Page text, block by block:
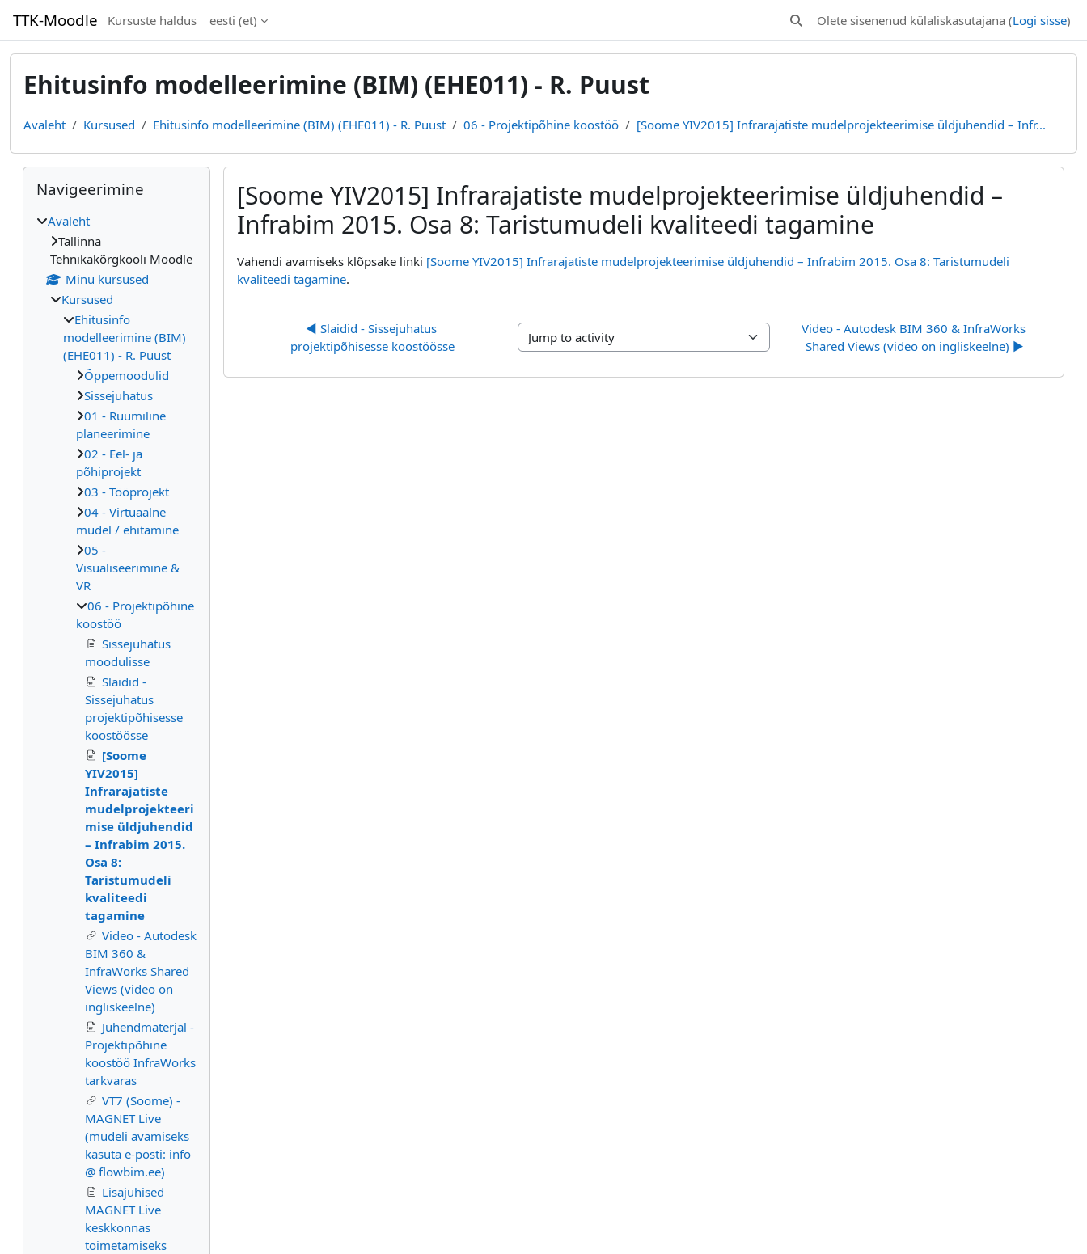
TTK-Moodle Kursuste haldus eesti ‎(et)‎ Lülitab otsingu sisendi
Olete sisenenud külaliskasutajana (Logi sisse)
Ehitusinfo modelleerimine (BIM) (EHE011) - R. Puust
Avaleht Kursused Ehitusinfo modelleerimine (BIM) (EHE011) - R. Puust 06 - Projektipõhine koostöö [Soome YIV2015] Infrarajatiste mudelprojekteerimise üldjuhendid – Infr...
[Soome YIV2015] Infrarajatiste mudelprojekteerimise üldjuhendid –
Infrabim 2015. Osa 8: Taristumudeli kvaliteedi tagamine
Lõpetamise nõuded
Vahendi avamiseks klõpsake linki [Soome YIV2015] Infrarajatiste mudelprojekteerimise üldjuhendid – Infrabim 2015. Osa 8: Taristumudeli
kvaliteedi tagamine.
◀︎ Slaidid - Sissejuhatus
projektipõhisesse koostöösse
Jump to activity
Video - Autodesk BIM 360 & InfraWorks
Shared Views (video on ingliskeelne) ▶︎
Plokid
Jäta vahele Navigeerimine
Navigeerimine
Avaleht
Tallinna
Tehnikakõrgkooli Moodle
Minu kursused
Kursused
Ehitusinfo
modelleerimine (BIM)
(EHE011) - R. Puust
Õppemoodulid
Sissejuhatus
01 - Ruumiline
planeerimine
02 - Eel- ja
põhiprojekt
03 - Tööprojekt
04 - Virtuaalne
mudel / ehitamine
05 -
Visualiseerimine &
VR
06 - Projektipõhine
koostöö
Sissejuhatus
moodulisse
Slaidid -
Sissejuhatus
projektipõhisesse
koostöösse
[Soome
YIV2015]
Infrarajatiste
mudelprojekteeri
mise üldjuhendid
– Infrabim 2015.
Osa 8:
Taristumudeli
kvaliteedi
tagamine
Video - Autodesk
BIM 360 &
InfraWorks Shared
Views (video on
ingliskeelne)
Juhendmaterjal -
Projektipõhine
koostöö InfraWorks
tarkvaras
VT7 (Soome) -
MAGNET Live
(mudeli avamiseks
kasuta e-posti: info
@ flowbim.ee)
Lisajuhised
MAGNET Live
keskkonnas
toimetamiseks